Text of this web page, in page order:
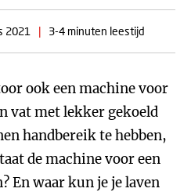
2021 | 3-4 minuten leestijd
ook een machine voor
vat met lekker gekoeld
handbereik te hebben,
de machine voor een
En waar kun je je laven